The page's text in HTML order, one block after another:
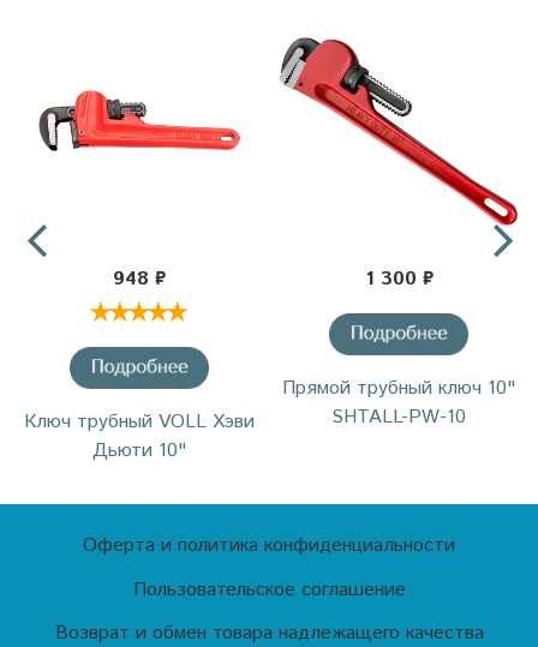
948 ₽
Ключ трубный VOLL Хэви
Дьюти 10"
1 300 ₽
Прямой трубный ключ 10"
SHTALL-PW-10
Оферта и политика конфиденциальности
Пользовательское соглашение
Возврат и обмен товара надлежащего качества